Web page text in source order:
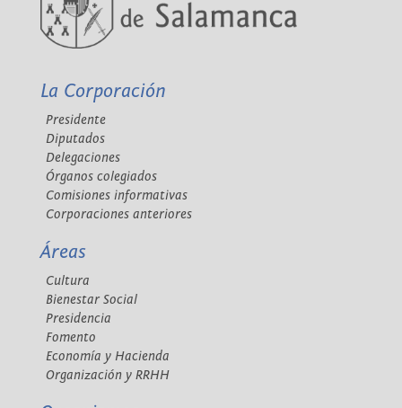
La Corporación
Presidente
Diputados
Delegaciones
Órganos colegiados
Comisiones informativas
Corporaciones anteriores
Áreas
Cultura
Bienestar Social
Presidencia
Fomento
Economía y Hacienda
Organización y RRHH